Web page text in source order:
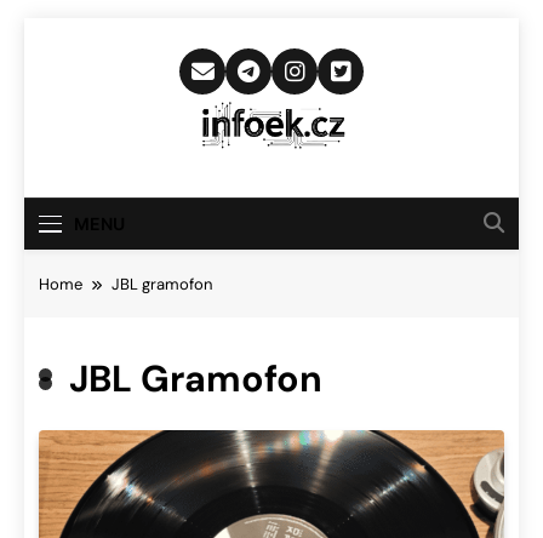
Infoek.cz
Novinkám
Home JBL gramofon
JBL Gramofon